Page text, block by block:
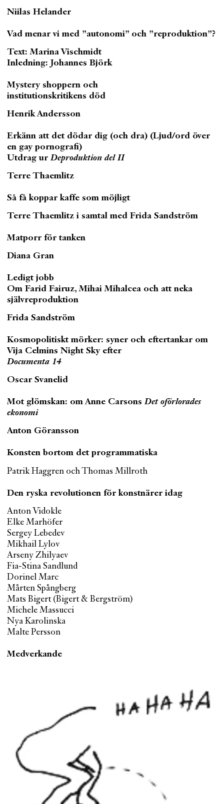
Niilas Helander
Vad menar vi med ”autonomi” och ”reproduktion”?
Text: Marina Vischmidt
Inledning: Johannes Björk
Mystery shoppern och
institutionskritikens död
Henrik Andersson
Erkänn att det dödar dig (och dra) (Ljud/ord över
en gay pornografi)
Utdrag ur Deproduktion del II
Terre Thaemlitz
Så få koppar kaffe som möjligt
Terre Thaemlitz i samtal med Frida Sandström
Matporr för tanken
Diana Gran
Ledigt jobb
Om Farid Fairuz, Mihai Mihalcea och att neka
självreproduktion
Frida Sandström
Kosmopolitiskt mörker: syner och eftertankar om
Vija Celmins Night Sky efter
Documenta 14
Oscar Svanelid
Mot glömskan: om Anne Carsons Det oförlorades
ekonomi
Anton Göransson
Konsten bortom det programmatiska
Patrik Haggren och Thomas Millroth
Den ryska revolutionen för konstnärer idag
Anton Vidokle
Elke Marhöfer
Sergey Lebedev
Mikhail Lylov
Arseny Zhilyaev
Fia-Stina Sandlund
Dorinel Marc
Mårten Spångberg
Mats Bigert (Bigert & Bergström)
Michele Massucci
Nya Karolinska
Malte Persson
Medverkande